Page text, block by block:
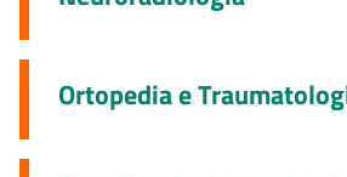
Ortopedia e